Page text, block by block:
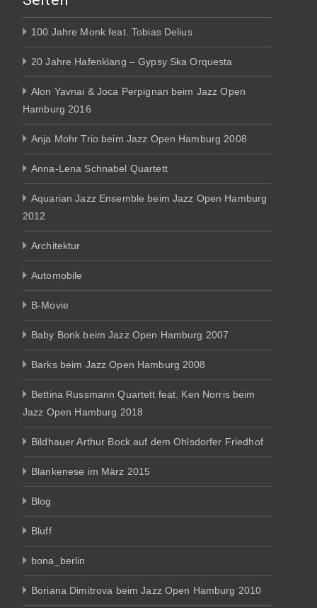
100 Jahre Monk feat. Tobias Delius
20 Jahre Hafenklang – Gypsy Ska Orquesta
Alon Yavnai & Joca Perpignan beim Jazz Open
Hamburg 2016
Anja Mohr Trio beim Jazz Open Hamburg 2008
Anna-Lena Schnabel Quartett
Aquarian Jazz Ensemble beim Jazz Open Hamburg
2012
Architektur
Automobile
B-Movie
Baby Bonk beim Jazz Open Hamburg 2007
Barks beim Jazz Open Hamburg 2008
Bettina Russmann Quartett feat. Ken Norris beim
Jazz Open Hamburg 2018
Bildhauer Arthur Bock auf dem Ohlsdorfer Friedhof
Blankenese im März 2015
Blog
Bluff
bona_berlin
Boriana Dimitrova beim Jazz Open Hamburg 2010